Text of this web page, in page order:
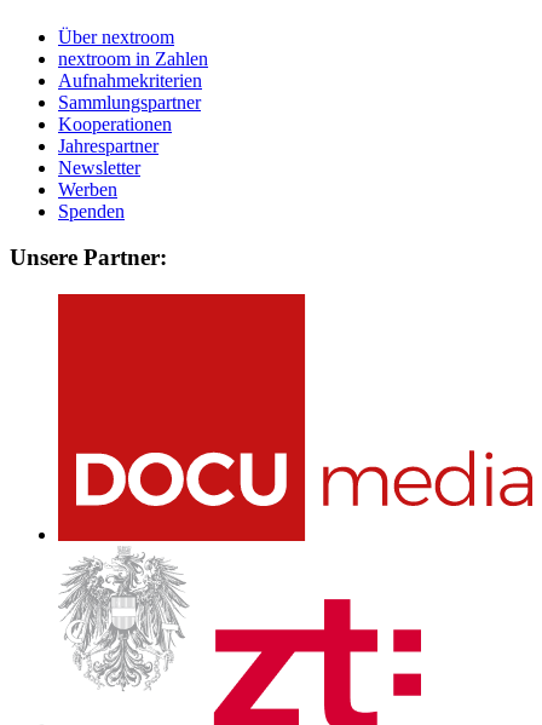
Über nextroom
nextroom in Zahlen
Aufnahmekriterien
Sammlungspartner
Kooperationen
Jahrespartner
Newsletter
Werben
Spenden
Unsere Partner: